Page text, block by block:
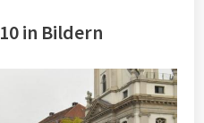
in Bildern